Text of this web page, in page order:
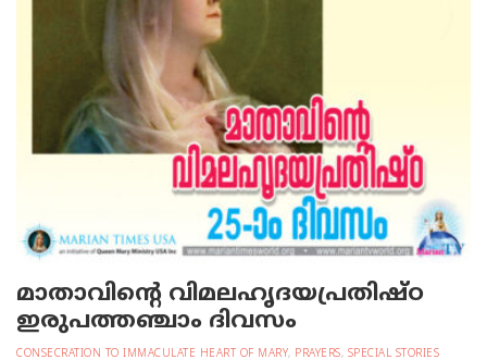
മാതാവിന്റെ വിമലഹൃദയപ്രതിഷ്ഠ
ഇരുപത്തഞ്ചാം ദിവസം
CONSECRATION TO IMMACULATE HEART OF MARY, PRAYERS, SPECIAL STORIES